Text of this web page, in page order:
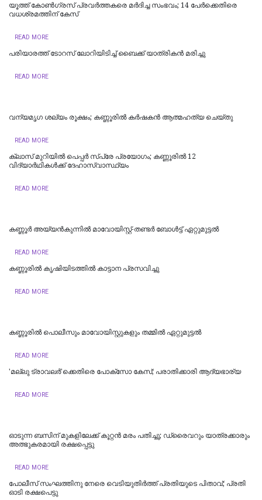
യൂത്ത് കോണ്‍ഗ്രസ് പ്രവര്‍ത്തകരെ മര്‍ദിച്ച സംഭവം; 14 പേര്‍ക്കെതിരെ
വധശ്രമത്തിന് കേസ്
READ MORE
പരിയാരത്ത് ടോറസ് ലോറിയിടിച്ച് ബൈക്ക് യാത്രികൻ മരിച്ചു
READ MORE
വന്യമൃഗ ശല്യം രൂക്ഷം; കണ്ണൂരിൽ കർഷകൻ ആത്മഹത്യ ചെയ്‌തു
READ MORE
ക്ലാസ് മുറിയിൽ പെപ്പർ സ്പ്രേ പ്രയോഗം; കണ്ണൂരിൽ 12
വിദ്യാർഥികൾക്ക് ദേഹാസ്വാസ്ഥ്യം
READ MORE
കണ്ണൂർ അയ്യൻകുന്നിൽ മാവോയിസ്റ്റ്-തണ്ടർ ബോൾട്ട് ഏറ്റുമുട്ടൽ
READ MORE
കണ്ണൂരില്‍ കൃഷിയിടത്തിൽ കാട്ടാന പ്രസവിച്ചു
READ MORE
കണ്ണൂരിൽ പൊലീസും മാവോയിസ്റ്റുകളും തമ്മിൽ ഏറ്റുമുട്ടൽ
READ MORE
'മല്ലു ട്രാവലർ'ക്കെതിരെ പോക്‌സോ കേസ്; പരാതിക്കാരി ആദ്യഭാര്യ
READ MORE
ഓടുന്ന ബസിന് മുകളിലേക്ക് കൂറ്റന്‍ മരം പതിച്ചു; ഡ്രൈവറും യാത്രക്കാരും
അത്ഭുകരമായി രക്ഷപ്പെട്ടു
READ MORE
പോലീസ് സംഘത്തിനു നേരെ വെടിയുതിര്‍ത്ത് പ്രതിയുടെ പിതാവ്; പ്രതി
ഓടി രക്ഷപെട്ടു